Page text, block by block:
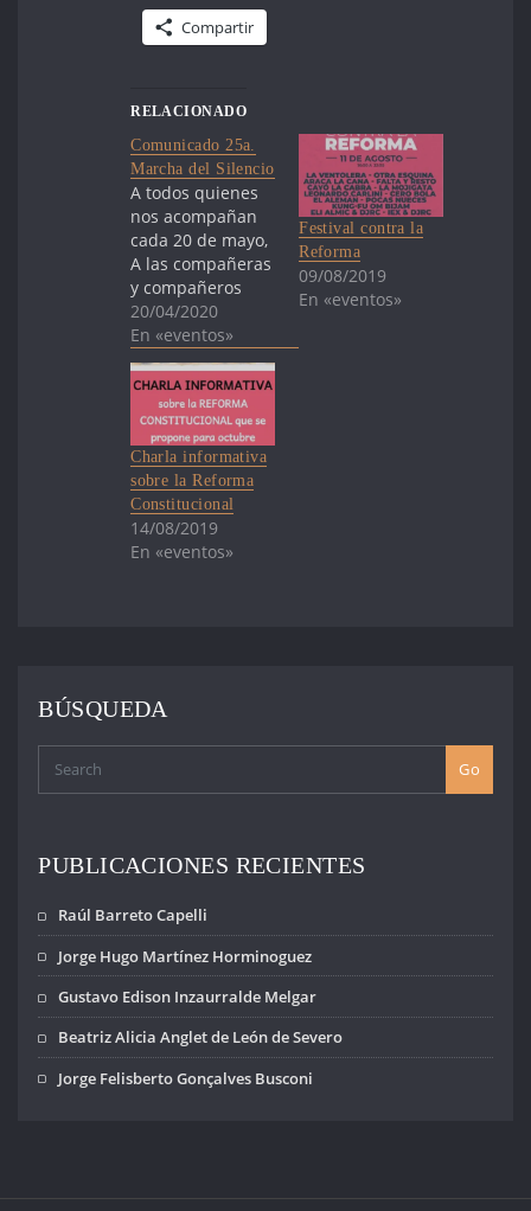
Compartir
RELACIONADO
Comunicado 25a.
Marcha del Silencio
A todos quienes
nos acompañan
cada 20 de mayo,
A las compañeras
y compañeros
que hacen que
estas marchas
sean posibles por
todo el país, Se
aproxima este día
tan especial para
nosotros en el
que honramos la
memoria de
nuestros
familiares y
20/04/2020
En «eventos»
Festival contra la
Reforma
09/08/2019
En «eventos»
Charla informativa
sobre la Reforma
Constitucional
14/08/2019
En «eventos»
BÚSQUEDA
Go
PUBLICACIONES RECIENTES
Raúl Barreto Capelli
Jorge Hugo Martínez Horminoguez
Gustavo Edison Inzaurralde Melgar
Beatriz Alicia Anglet de León de Severo
Jorge Felisberto Gonçalves Busconi